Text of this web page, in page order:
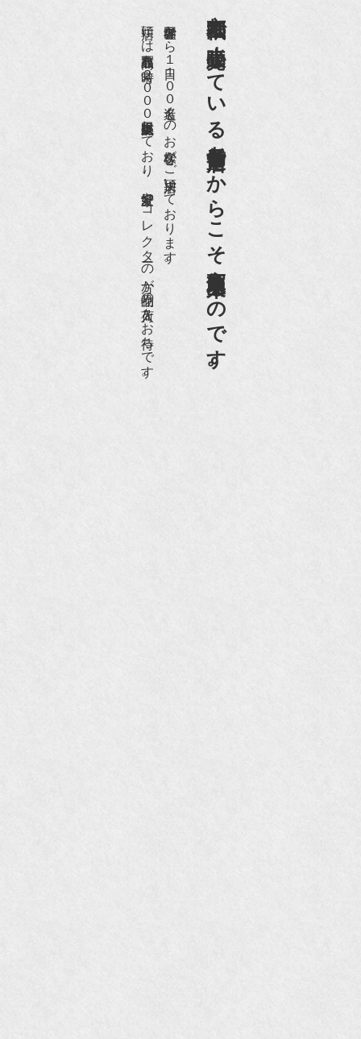
京都祇園で小売販売している
老舗骨董店だからこそ高価買取出来るのです。
世界各国から１日１００名近くのお客様がご来店頂いております。
店頭には買取商品を常時２０００点以上展示販売しており、
愛好家やコレクターの方が品物の入荷をお待ちです。